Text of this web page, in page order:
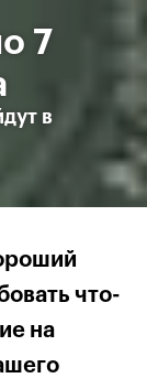
7
в
что-
на